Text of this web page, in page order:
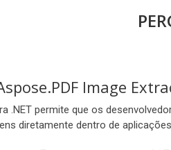
Image
.NET permite que os
diretamente dentro de aplicações